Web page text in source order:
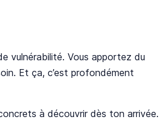
vulnérabilité. Vous apportez du
Et ça, c’est profondément
à découvrir dès ton arrivée.